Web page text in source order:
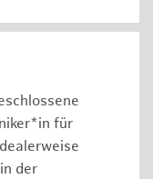
für
der